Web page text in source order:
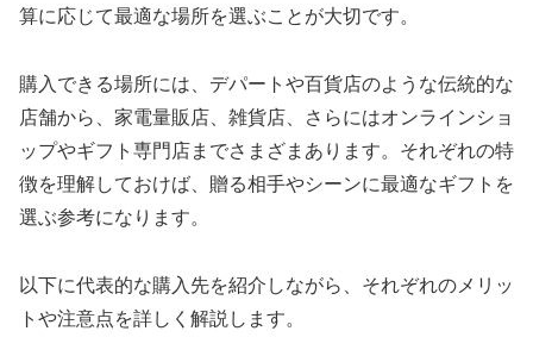
算に応じて最適な場所を選ぶことが大切です。
購入できる場所には、デパートや百貨店のような伝統的な
店舗から、家電量販店、雑貨店、さらにはオンラインショ
ップやギフト専門店までさまざまあります。それぞれの特
徴を理解しておけば、贈る相手やシーンに最適なギフトを
選ぶ参考になります。
以下に代表的な購入先を紹介しながら、それぞれのメリッ
トや注意点を詳しく解説します。